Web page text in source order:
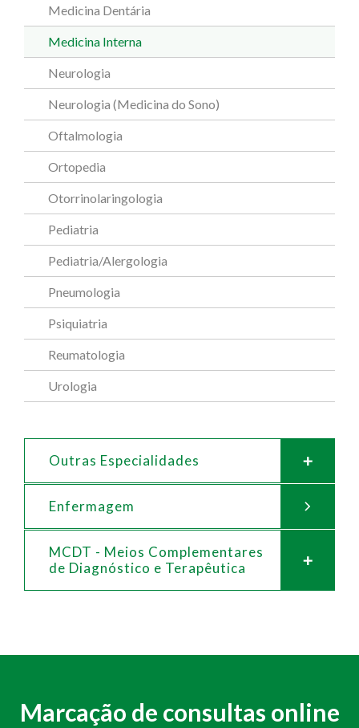
Medicina Dentária
Medicina Interna
Neurologia
Neurologia (Medicina do Sono)
Oftalmologia
Ortopedia
Otorrinolaringologia
Pediatria
Pediatria/Alergologia
Pneumologia
Psiquiatria
Reumatologia
Urologia
Outras Especialidades
Enfermagem
MCDT - Meios Complementares
de Diagnóstico e Terapêutica
Marcação de consultas online